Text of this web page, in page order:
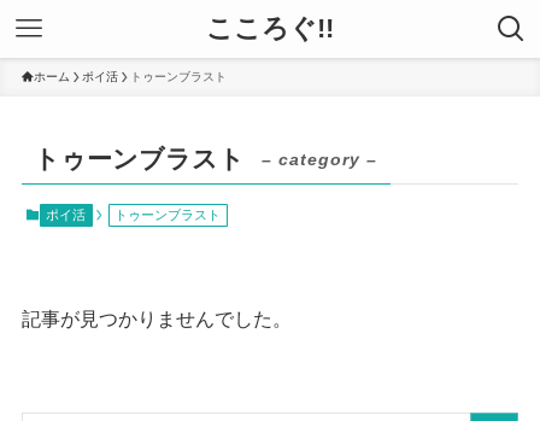
こころぐ!!
ホーム ポイ活 トゥーンブラスト
トゥーンブラスト – category –
ポイ活 トゥーンブラスト
記事が見つかりませんでした。